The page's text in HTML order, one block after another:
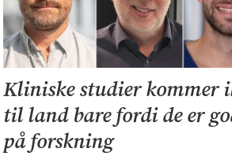
Kliniske studier kommer
til land bare fordi de er
på forskning